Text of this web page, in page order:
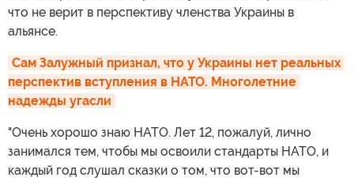
что не верит в перспективу членства Украины в
альянсе.
Сам Залужный признал, что у Украины нет реальных
перспектив вступления в НАТО. Многолетние
надежды угасли
"Очень хорошо знаю НАТО. Лет 12, пожалуй, лично
занимался тем, чтобы мы освоили стандарты НАТО, и
каждый год слушал сказки о том, что вот-вот мы